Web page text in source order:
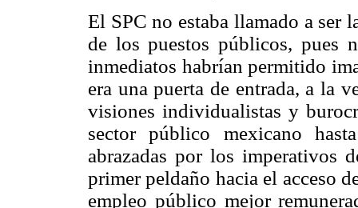
El SPC no estaba llamado a ser
de los puestos públicos, pues
inmediatos habrían permitido
era una puerta de entrada, a la
visiones individualistas y
sector público mexicano
abrazadas por los imperativos
primer peldaño hacia el acceso
empleo público mejor